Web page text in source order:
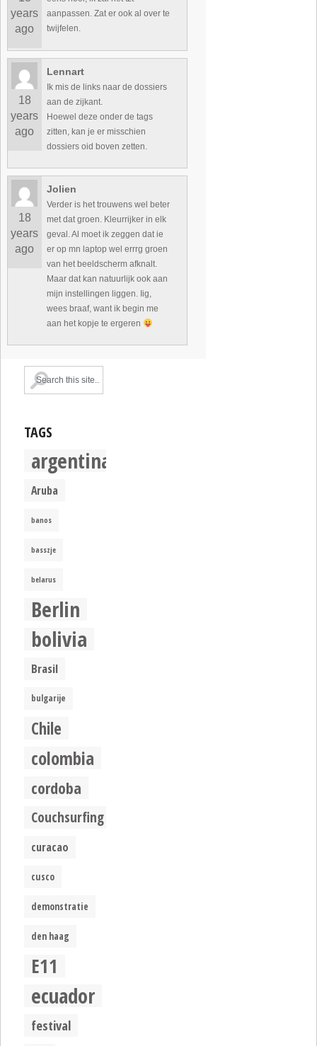
years
ago
aanpassen. Zat er ook al over te
twijfelen.
18
years
ago
Lennart
Ik mis de links naar de dossiers
aan de zijkant.
Hoewel deze onder de tags
zitten, kan je er misschien
dossiers oid boven zetten.
18
years
ago
Jolien
Verder is het trouwens wel beter
met dat groen. Kleurrijker in elk
geval. Al moet ik zeggen dat ie
er op mn laptop wel errrg groen
van het beeldscherm afknalt.
Maar dat kan natuurlijk ook aan
mijn instellingen liggen. Iig,
wees braaf, want ik begin me
aan het kopje te ergeren
TAGS
argentina
Aruba
banos
basszje
belarus
Berlin
bolivia
Brasil
bulgarije
Chile
colombia
cordoba
Couchsurfing
curacao
cusco
demonstratie
den haag
E11
ecuador
festival